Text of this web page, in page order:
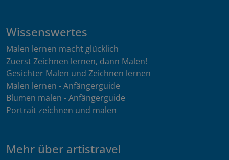
Wissenswertes
Malen lernen macht glücklich
Zuerst Zeichnen lernen, dann Malen!
Gesichter Malen und Zeichnen lernen
Malen lernen - Anfängerguide
Blumen malen - Anfängerguide
Portrait zeichnen und malen
Mehr über artistravel